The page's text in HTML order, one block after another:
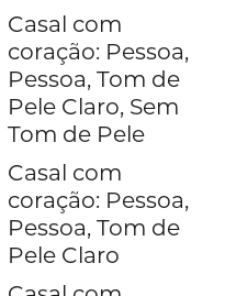
Casal com
coração: Pessoa,
Pessoa, Tom de
Pele Claro, Sem
Tom de Pele
Casal com
coração: Pessoa,
Pessoa, Tom de
Pele Claro